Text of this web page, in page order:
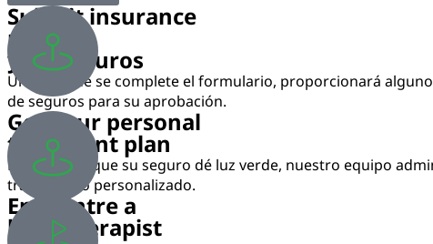
Submit insurance
médica
y de seguros
Una vez que se complete el formulario, proporcionará
de seguros para su aprobación.
Get your personal
treatment plan
Después de que su seguro dé luz verde, nuestro equipo
tratamiento personalizado.
Encuentre a
local therapist